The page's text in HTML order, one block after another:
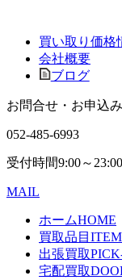
買い取り価格
会社概要
ブログ
お問合せ・お申込み
052-485-6993
受付時間9:00～23:00
MAIL
ホームHOME
買取品目
出張買取
宅配買取